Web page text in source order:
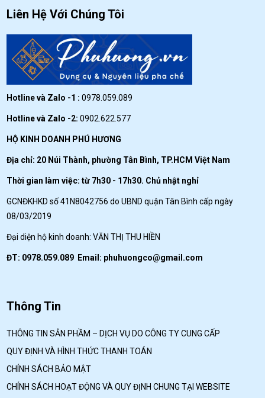
Liên Hệ Với Chúng Tôi
Hotline và Zalo -1 : 0978.059.089
Hotline và Zalo -2: 0902.622.577
HỘ KINH DOANH PHÚ HƯƠNG
Địa chỉ: 20 Núi Thành, phường Tân Bình, TP.HCM Việt Nam
Thời gian làm việc: từ 7h30 - 17h30. Chủ nhật nghỉ
GCNĐKHKD số 41N8042756 do UBND quận Tân Bình cấp ngày
08/03/2019
Đại diện hộ kinh doanh: VĂN THỊ THU HIỀN
ĐT: 0978.059.089 Email: phuhuongco@gmail.com
Thông Tin
THÔNG TIN SẢN PHẦM – DỊCH VỤ DO CÔNG TY CUNG CẤP
QUY ĐỊNH VÀ HÌNH THỨC THANH TOÁN
CHÍNH SÁCH BẢO MẬT
CHÍNH SÁCH HOẠT ĐỘNG VÀ QUY ĐỊNH CHUNG TẠI WEBSITE